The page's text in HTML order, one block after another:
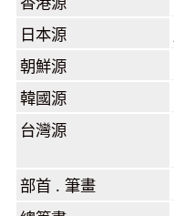
日本源
朝鮮源
韓國源
台灣源
部首 . 筆畫